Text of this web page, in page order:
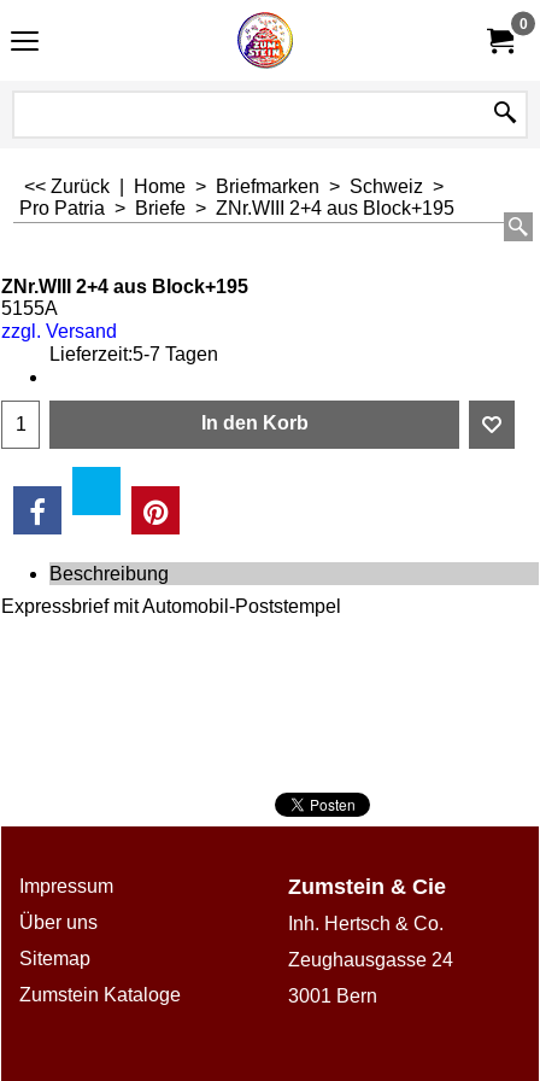
0
<< Zurück Home > Briefmarken > Schweiz >
Pro Patria > Briefe > ZNr.WIII 2+4 aus Block+195
ZNr.WIII 2+4 aus Block+195
5155A
zzgl. Versand
Lieferzeit:5-7 Tagen
In den Korb
Beschreibung
Expressbrief mit Automobil-Poststempel
Zumstein & Cie
Inh. Hertsch & Co.
Zeughausgasse 24
3001 Bern
Impressum
Über uns
Sitemap
Zumstein Kataloge